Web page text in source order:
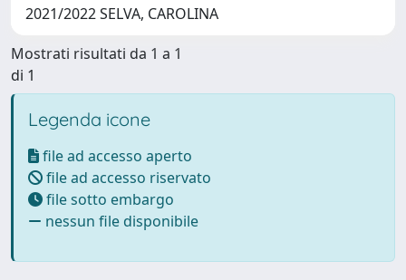
2021/2022 SELVA, CAROLINA
Mostrati risultati da 1 a 1
di 1
Legenda icone
file ad accesso aperto
file ad accesso riservato
file sotto embargo
nessun file disponibile